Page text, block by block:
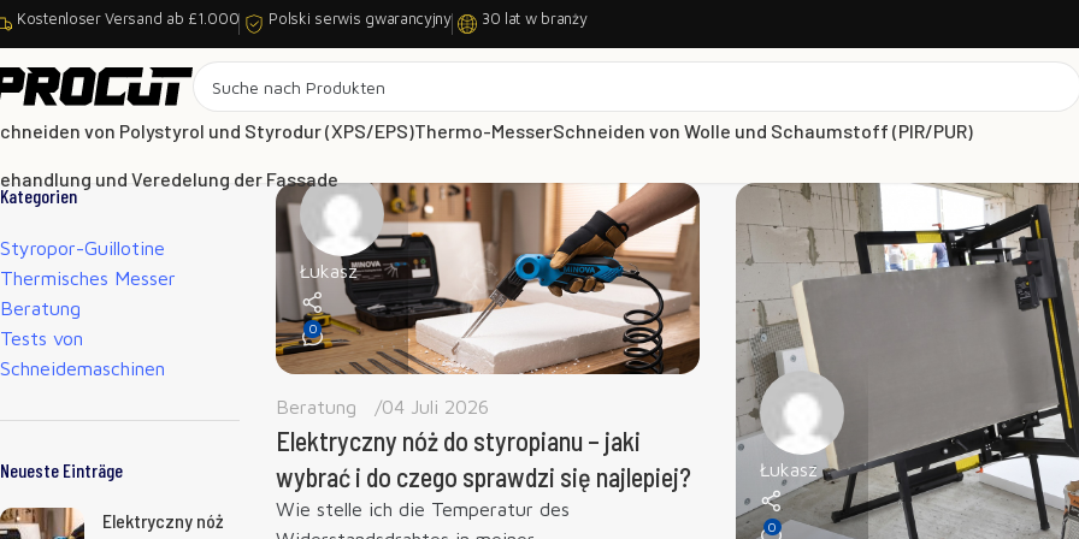
Kostenloser Versand ab £1.000 Polski serwis gwarancyjny 30 lat w branży
von Polystyrol und Styrodur (XPS/EPS)Thermo-MesserSchneiden von Wolle und Schaumstoff (PIR/PUR)
und Veredelung der Fassade
Kategorien
Styropor-Guillotine
Thermisches Messer
Beratung
Tests von
Schneidemaschinen
Neueste Einträge
Elektryczny nóż
Łukasz
0
Beratung 04 Juli 2026
Elektryczny nóż do styropianu – jaki
wybrać i do czego sprawdzi się najlepiej?
Wie stelle ich die Temperatur des
Łukasz
0